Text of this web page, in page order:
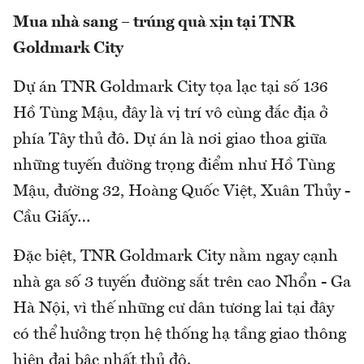
Mua nhà sang – trúng quà xịn tại TNR
Goldmark City
Dự án TNR Goldmark City tọa lạc tại số 136
Hồ Tùng Mậu, đây là vị trí vô cùng đắc địa ở
phía Tây thủ đô. Dự án là nơi giao thoa giữa
những tuyến đường trọng điểm như Hồ Tùng
Mậu, đường 32, Hoàng Quốc Việt, Xuân Thủy -
Cầu Giấy…
Đặc biệt, TNR Goldmark City nằm ngay cạnh
nhà ga số 3 tuyến đường sắt trên cao Nhổn - Ga
Hà Nội, vì thế những cư dân tương lai tại đây
có thể hưởng trọn hệ thống hạ tầng giao thông